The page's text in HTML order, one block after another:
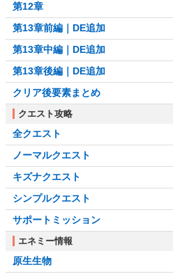
第12章
第13章前編｜DE追加
第13章中編｜DE追加
第13章後編｜DE追加
クリア後要素まとめ
クエスト攻略
全クエスト
ノーマルクエスト
キズナクエスト
シンプルクエスト
サポートミッション
エネミー情報
原生生物